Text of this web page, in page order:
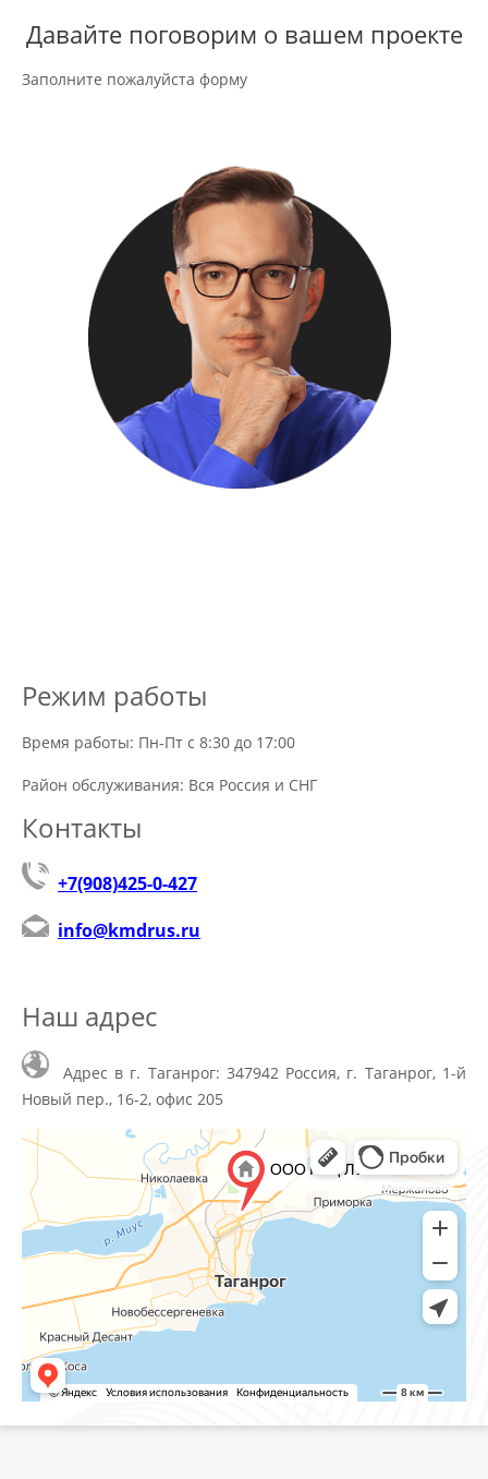
Давайте поговорим о вашем проекте
Заполните пожалуйста форму
Режим работы
Время работы: Пн-Пт с 8:30 до 17:00
Район обслуживания: Вся Россия и СНГ
Контакты
+7(908)425-0-427
info@kmdrus.ru
Наш адрес
Адрес в г. Таганрог: 347942 Россия, г. Таганрог, 1-й
Новый пер., 16-2, офис 205